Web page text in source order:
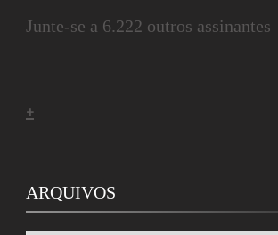
Junte-se a 6.222 outros assinantes
+
ARQUIVOS